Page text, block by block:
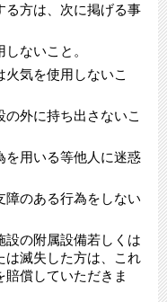
る方は、次に掲げる事
ないこと。
気を使用しないこ
外に持ち出さないこ
を用いる等他人に迷惑
障のある行為をしない
設の附属設備若しくは
は滅失した方は、これ
賠償していただきま